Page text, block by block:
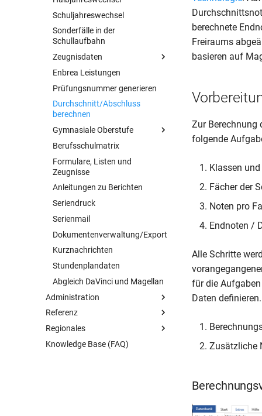
Schuljahreswechsel
Sonderfälle in der
Schullaufbahn
Zeugnisdaten
Fachdaten
Leistungsdaten
Weiter Zeugnisdaten
Enbrea Leistungen
Prüfungsnummer generieren
Durchschnitt/Abschluss
berechnen
Gymnasiale Oberstufe
Übersicht
Vorbereitung
Schüler synchronisieren
Fachwahl
Abiturberechnung
Berufsschulmatrix
Formulare, Listen und
Zeugnisse
Anleitungen zu Berichten
Seriendruck
Serienmail
Dokumentenverwaltung/Export
Kurznachrichten
Stundenplandaten
Abgleich DaVinci und Magellan
Administration
Übersicht
Magellan Administrator
Übersicht
Weitere Themen
Referenz
Übersicht
Tastaturkürzel
Regionales
Übersicht
Knowledge Base (FAQ)
berechnete
Freiraums
basieren auf
Zur Berechnung
folgende
Klassen
Fächer der
Noten pro
Endnoten /
Alle Schritte
für die
Daten definieren.
Zusätzliche